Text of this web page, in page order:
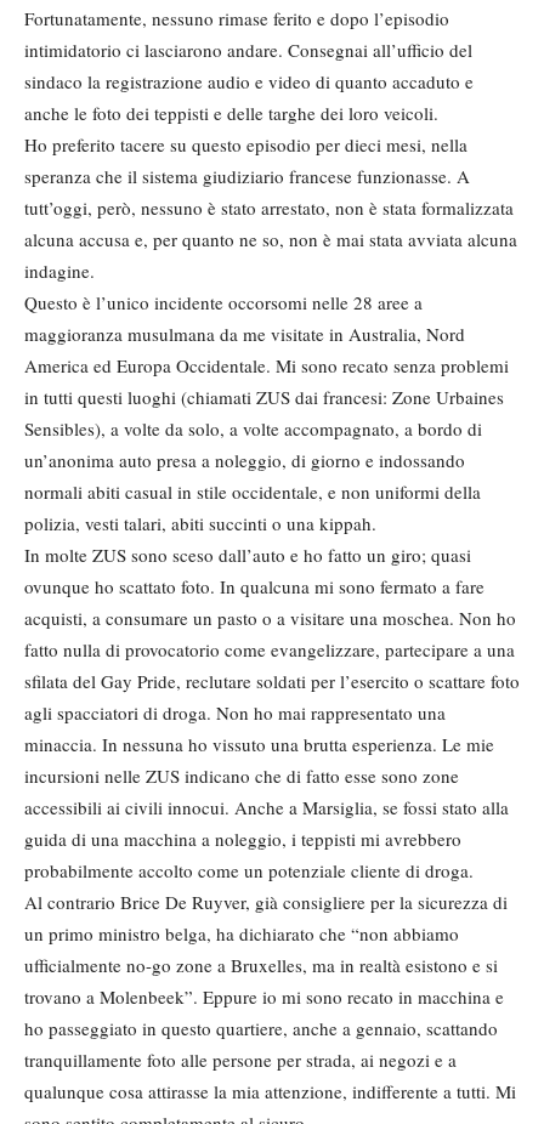
Fortunatamente, nessuno rimase ferito e dopo l’episodio
intimidatorio ci lasciarono andare. Consegnai all’ufficio del
sindaco la registrazione audio e video di quanto accaduto e
anche le foto dei teppisti e delle targhe dei loro veicoli.
Ho preferito tacere su questo episodio per dieci mesi, nella
speranza che il sistema giudiziario francese funzionasse. A
tutt’oggi, però, nessuno è stato arrestato, non è stata formalizzata
alcuna accusa e, per quanto ne so, non è mai stata avviata alcuna
indagine.
Questo è l’unico incidente occorsomi nelle 28 aree a
maggioranza musulmana da me visitate in Australia, Nord
America ed Europa Occidentale. Mi sono recato senza problemi
in tutti questi luoghi (chiamati ZUS dai francesi: Zone Urbaines
Sensibles), a volte da solo, a volte accompagnato, a bordo di
un’anonima auto presa a noleggio, di giorno e indossando
normali abiti casual in stile occidentale, e non uniformi della
polizia, vesti talari, abiti succinti o una kippah.
In molte ZUS sono sceso dall’auto e ho fatto un giro; quasi
ovunque ho scattato foto. In qualcuna mi sono fermato a fare
acquisti, a consumare un pasto o a visitare una moschea. Non ho
fatto nulla di provocatorio come evangelizzare, partecipare a una
sfilata del Gay Pride, reclutare soldati per l’esercito o scattare foto
agli spacciatori di droga. Non ho mai rappresentato una
minaccia. In nessuna ho vissuto una brutta esperienza. Le mie
incursioni nelle ZUS indicano che di fatto esse sono zone
accessibili ai civili innocui. Anche a Marsiglia, se fossi stato alla
guida di una macchina a noleggio, i teppisti mi avrebbero
probabilmente accolto come un potenziale cliente di droga.
Al contrario Brice De Ruyver, già consigliere per la sicurezza di
un primo ministro belga, ha dichiarato che “non abbiamo
ufficialmente no-go zone a Bruxelles, ma in realtà esistono e si
trovano a Molenbeek”. Eppure io mi sono recato in macchina e
ho passeggiato in questo quartiere, anche a gennaio, scattando
tranquillamente foto alle persone per strada, ai negozi e a
qualunque cosa attirasse la mia attenzione, indifferente a tutti. Mi